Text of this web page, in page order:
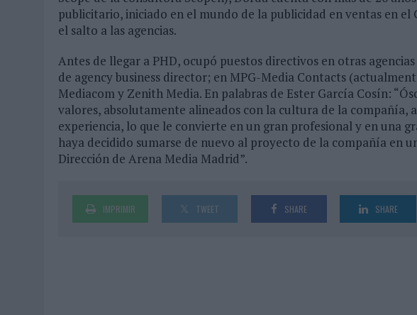
publicitario, iniciado en el mundo de la publicidad en ventas en
el salto a las agencias.
Antes de llegar a PHD, ocupó puestos directivos en otras
de agency business director; en MPG-Media Contacts
Mediacom y Zenith Media. En palabras de Ester García Cosín:
valores, absolutamente alineados con la cultura de la compañía,
experiencia, lo que le convierte en un gran profesional y en una
haya decidido sumarse de nuevo al proyecto de la compañía en
Dirección de Arena Media Madrid”.
IMPRIMIR TWEET SHARE SHARE